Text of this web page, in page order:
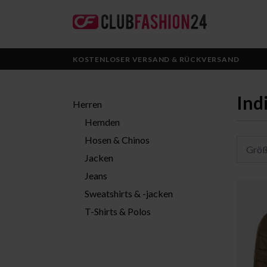
KOSTENLOSER VERSAND & RÜCKVERSAND
Herren
Hemden
Hosen & Chinos
Jacken
Jeans
Sweatshirts & -jacken
T-Shirts & Polos